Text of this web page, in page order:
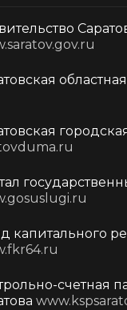
капитального
счетная